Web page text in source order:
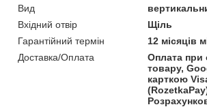
Вид
Вхідний отвір
Щіль
Гарантійний термін
12 місяців
Доставка/Оплата
Оплата при
товару,
карткою